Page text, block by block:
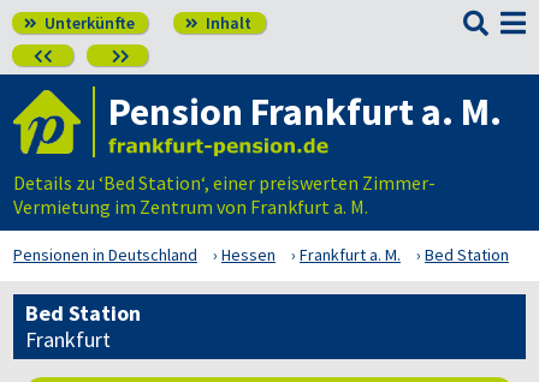
 Unterkünfte  Inhalt
 

Pension Frankfurt a. M.
Details zu ‘Bed Station‘, einer preiswerten Zimmer-
Vermietung im Zentrum von Frankfurt a. M.
Pensionen in Deutschland Hessen Frankfurt a. M. Bed Station
Bed Station
Frankfurt